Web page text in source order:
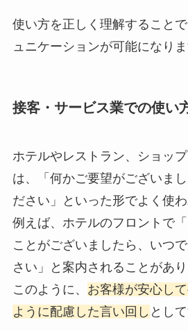
使い方を正しく理解すること
ュニケーションが可能になりま
接客・サービス業での使い
ホテルやレストラン、ショッ
は、「何かご要望がございま
ださい」といった形でよく使わ
例えば、ホテルのフロントで
ことがございましたら、いつ
さい」と案内されることがあり
このように、 お客様が安心し
ように配慮した言い回し とし